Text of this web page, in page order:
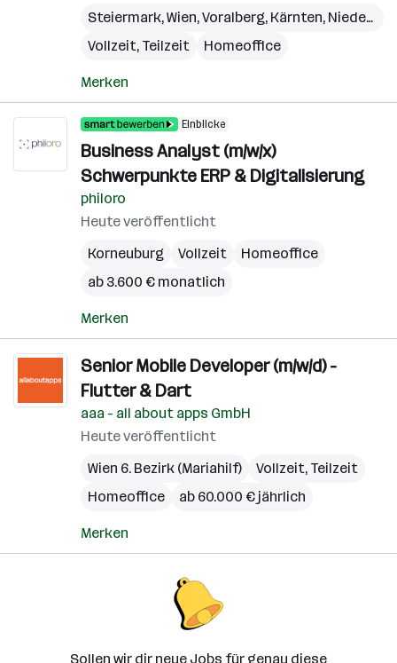
Steiermark,Wien,Voralberg, Kärnten, Niederösterreich
Vollzeit, Teilzeit
Homeoffice
Merken
Einblicke
Business Analyst (m/w/x)
Schwerpunkte ERP & Digitalisierung
philoro
Heute veröffentlicht
Korneuburg
Vollzeit
Homeoffice
ab 3.600 € monatlich
Merken
Senior Mobile Developer (m/w/d) -
Flutter & Dart
aaa - all about apps GmbH
Heute veröffentlicht
Wien 6. Bezirk (Mariahilf)
Vollzeit, Teilzeit
Homeoffice
ab 60.000 € jährlich
Merken
Sollen wir dir neue Jobs für genau diese